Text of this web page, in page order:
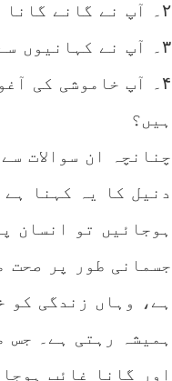
۲۔ آپ نے گانے گانا کب چھوڑ دیا ہے؟
٣۔ آپ نے کہانیوں سے مسحور ہونے کی صلاحیت کب کھو دی ہے؟
۴۔ آپ خاموشی کی
ہیں؟
چنانچہ ان سوالات
دنیل کا یہ کہنا
ہوجائیں تو انسان
جسمانی طور پر صحت
ہے، وہاں زندگی کو
ہمیشہ رہتی ہے۔ جس
اور گانا غائب